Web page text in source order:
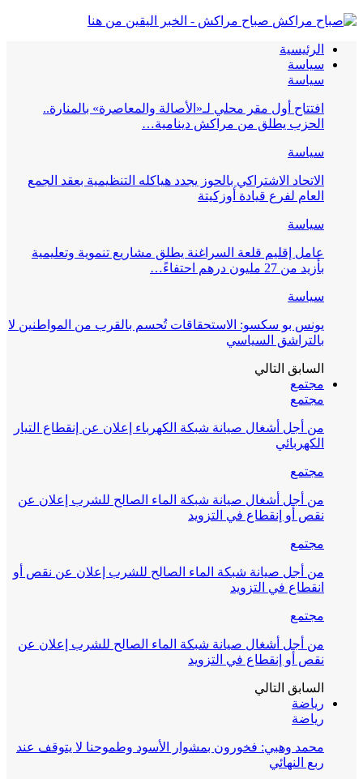
صباح مراكش - الخبر اليقين من هنا
الرئيسية
سياسة
سياسة
افتتاح أول مقر محلي لـ«الأصالة والمعاصرة» بالمنارة..
الحزب يطلق من مراكش دينامية…
سياسة
الاتحاد الاشتراكي بالحوز يجدد هياكله التنظيمية بعقد الجمع
العام لفرع قيادة أوزكيتة
سياسة
عامل إقليم قلعة السراغنة يطلق مشاريع تنموية وتعليمية
بأزيد من 27 مليون درهم احتفاءً…
سياسة
يونس بو سكسو: الاستحقاقات تُحسم بالقرب من المواطنين لا
بالتراشق السياسي
السابق التالي
مجتمع
مجتمع
من أجل أشغال صيانة شبكة الكهرباء إعلان عن إنقطاع التيار
الكهربائي
مجتمع
من أجل أشغال صيانة شبكة الماء الصالح للشرب إعلان عن
نقص أو إنقطاع في التزويد
مجتمع
من أجل صيانة شبكة الماء الصالح للشرب إعلان عن نقص أو
انقطاع في التزويد
مجتمع
من أجل أشغال صيانة شبكة الماء الصالح للشرب إعلان عن
نقص أو إنقطاع في التزويد
السابق التالي
رياضة
رياضة
محمد وهبي: فخورون بمشوار الأسود وطموحنا لا يتوقف عند
ربع النهائي